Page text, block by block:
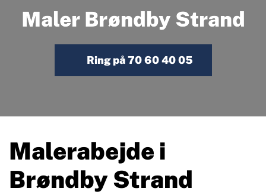
Maler Brøndby Strand
Ring på 70 60 40 05
Malerabejde i
Brøndby Strand